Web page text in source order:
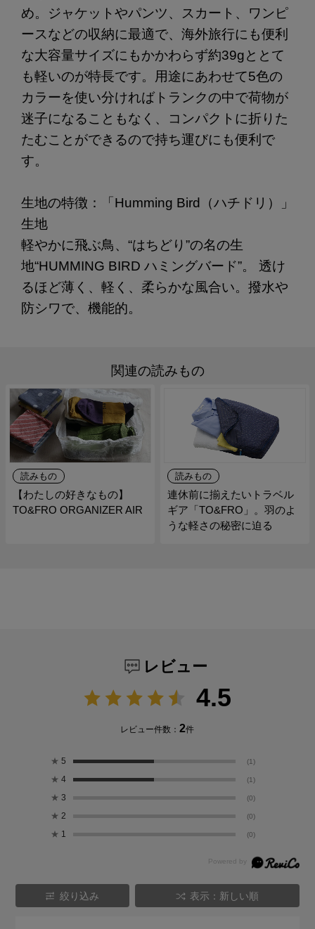
め。ジャケットやパンツ、スカート、ワンピ
ースなどの収納に最適で、海外旅行にも便利
な大容量サイズにもかかわらず約39gととて
も軽いのが特長です。用途にあわせて5色の
カラーを使い分ければトランクの中で荷物が
迷子になることもなく、コンパクトに折りた
たむことができるので持ち運びにも便利で
す。
生地の特徴：「Humming Bird（ハチドリ）」
生地
軽やかに飛ぶ鳥、“はちどり”の名の生
地“HUMMING BIRD ハミングバード”。 透け
るほど薄く、軽く、柔らかな風合い。撥水や
防シワで、機能的。
関連の読みもの
読みもの
【わたしの好きなもの】
TO&FRO ORGANIZER AIR
読みもの
連休前に揃えたいトラベル
ギア「TO&FRO」。羽のよ
うな軽さの秘密に迫る
レビュー
4.5
レビュー件数：2件
★ 5 (1)
★ 4 (1)
★ 3 (0)
★ 2 (0)
★ 1 (0)
絞り込み 表示：新しい順